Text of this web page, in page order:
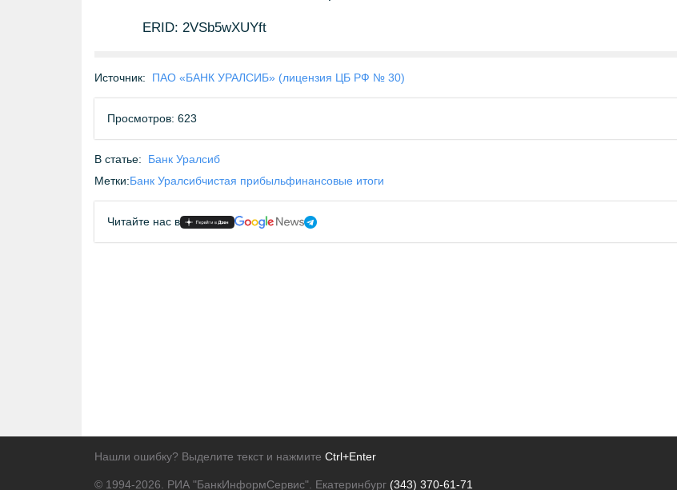
ERID: 2VSb5wXUYft
Источник: ПАО «БАНК УРАЛСИБ» (лицензия ЦБ РФ № 30)
Просмотров: 623
В статье:
Банк Уралсиб
Метки:Банк Уралсибчистая прибыльфинансовые итоги
Читайте нас в
Нашли ошибку? Выделите текст и нажмите Ctrl+Enter
© 1994-2026. РИА "БанкИнформСервис". Екатеринбург (343) 370-61-71